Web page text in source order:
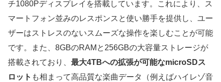
チ1080Pディスプレイを搭載しています。これにより、ス
マートフォン並みのレスポンスと使い勝手を提供し、ユー
ザーはストレスのないスムーズな操作を楽しむことが可能
です。また、8GBのRAMと256GBの大容量ストレージが
搭載されており、 最大4TBへの拡張が可能なmicroSDス
ロット も相まって高品質な楽曲データ（例えばハイレゾ音